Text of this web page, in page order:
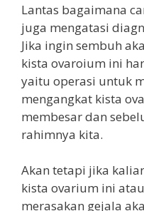
Lantas bagaimana
juga mengatasi
Jika ingin sembuh
kista ovaroium ini
yaitu operasi untuk
mengangkat kista
membesar dan
rahimnya kita.
Akan tetapi jika
kista ovarium ini
merasakan gejala